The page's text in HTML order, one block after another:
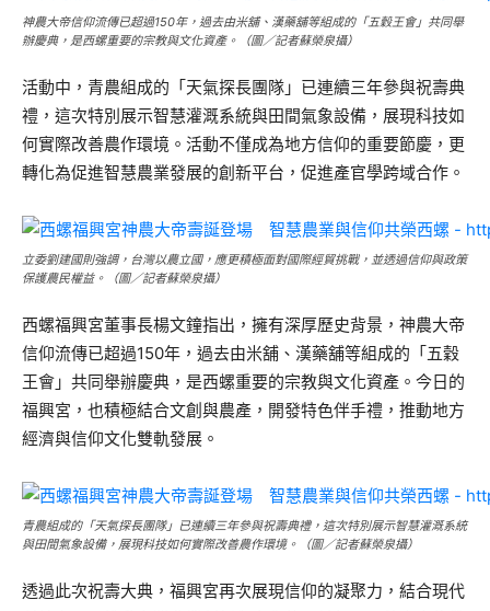
神農大帝信仰流傳已超過150年，過去由米舖、漢藥舖等組成的「五穀王會」共同舉
辦慶典，是西螺重要的宗教與文化資產。（圖／記者蘇榮泉攝）
活動中，青農組成的「天氣探長團隊」已連續三年參與祝壽典
禮，這次特別展示智慧灌溉系統與田間氣象設備，展現科技如
何實際改善農作環境。活動不僅成為地方信仰的重要節慶，更
轉化為促進智慧農業發展的創新平台，促進產官學跨域合作。
立委劉建國則強調，台灣以農立國，應更積極面對國際經貿挑戰，並透過信仰與政策
保護農民權益。（圖／記者蘇榮泉攝）
西螺福興宮董事長楊文鐘指出，擁有深厚歷史背景，神農大帝
信仰流傳已超過150年，過去由米舖、漢藥舖等組成的「五穀
王會」共同舉辦慶典，是西螺重要的宗教與文化資產。今日的
福興宮，也積極結合文創與農產，開發特色伴手禮，推動地方
經濟與信仰文化雙軌發展。
青農組成的「天氣探長團隊」已連續三年參與祝壽典禮，這次特別展示智慧灌溉系統
與田間氣象設備，展現科技如何實際改善農作環境。（圖／記者蘇榮泉攝）
透過此次祝壽大典，福興宮再次展現信仰的凝聚力，結合現代